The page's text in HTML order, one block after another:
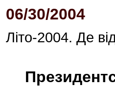
06/30/2004
Літо-2004. Де